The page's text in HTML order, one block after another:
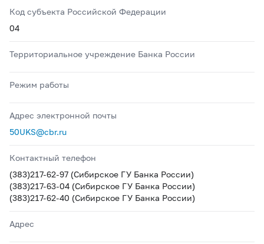
Код субъекта Российской Федерации
04
Территориальное учреждение Банка России
Режим работы
Адрес электронной почты
50UKS@cbr.ru
Контактный телефон
(383)217-62-97 (Сибирское ГУ Банка России)
(383)217-63-04 (Сибирское ГУ Банка России)
(383)217-62-40 (Сибирское ГУ Банка России)
Адрес